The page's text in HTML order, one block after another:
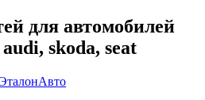
для автомобилей
skoda, seat